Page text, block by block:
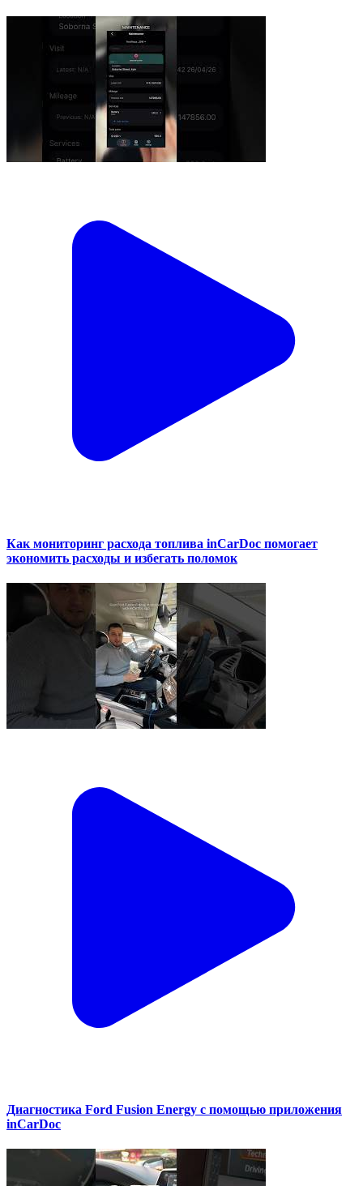
Как мониторинг расхода топлива inCarDoc помогает
экономить расходы и избегать поломок
Диагностика Ford Fusion Energy с помощью приложения
inCarDoc